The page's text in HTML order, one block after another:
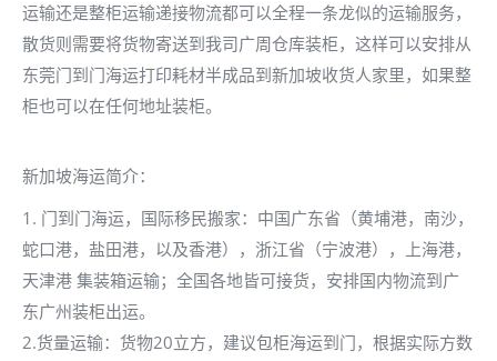
运输还是整柜运输递接物流都可以全程一条龙似的运输服务，
散货则需要将货物寄送到我司广周仓库装柜，这样可以安排从
东莞门到门海运打印耗材半成品到新加坡收货人家里，如果整
柜也可以在任何地址装柜。
新加坡海运简介：
1. 门到门海运，国际移民搬家：中国广东省（黄埔港，南沙，
蛇口港，盐田港，以及香港），浙江省（宁波港），上海港，
天津港 集装箱运输；全国各地皆可接货，安排国内物流到广
东广州装柜出运。
2.货量运输：货物20立方，建议包柜海运到门，根据实际方数